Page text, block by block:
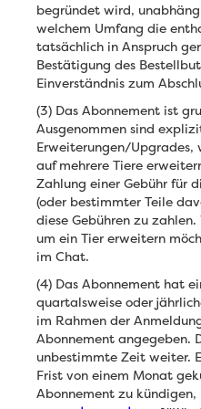
begründet wird,
welchem Umfang die
tatsächlich in Anspruch
Bestätigung des
Einverständnis zum
(3) Das Abonnement ist
Ausgenommen sind
Erweiterungen/
auf mehrere Tiere
Zahlung einer Gebühr für
(oder bestimmter Teile
diese Gebühren zu
um ein Tier erweitern
im Chat.
(4) Das Abonnement hat
quartalsweise oder
im Rahmen der
Abonnement angegeben.
unbestimmte Zeit weiter.
Frist von einem Monat
Abonnement zu kündigen,